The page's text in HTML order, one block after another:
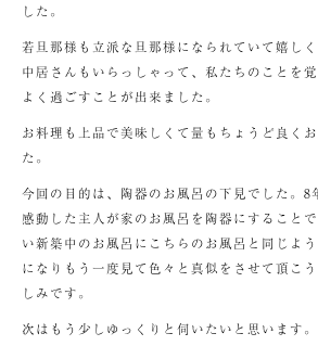
した。
若旦那様も立派な旦那様になられていて嬉し
中居さんもいらっしゃって、私たちのことを
よく過ごすことが出来ました。
お料理も上品で美味しくて量もちょうど良く
た。
今回の目的は、陶器のお風呂の下見でした。8
感動した主人が家のお風呂を陶器にすること
い新築中のお風呂にこちらのお風呂と同じよ
になりもう一度見て色々と真似をさせて頂こ
しみです。
次はもう少しゆっくりと伺いたいと思います。